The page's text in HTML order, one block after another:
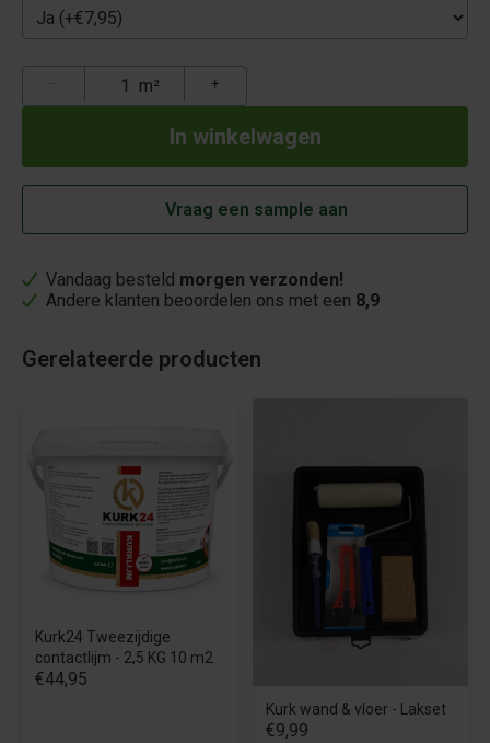
m² +
Vraag een sample aan
Vandaag besteld morgen verzonden!
Andere klanten beoordelen ons met een 8,9
Gerelateerde producten
Kurk24 Tweezijdige
contactlijm - 2,5 KG 10 m2
€44,95
Kurk wand & vloer - Lakset
€9,99